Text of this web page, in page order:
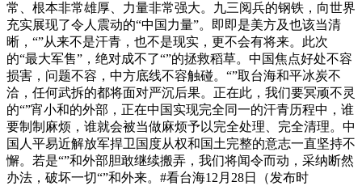
常、根本非常雄厚、力量非常强大。九三阅兵的钢铁，向世界
充实展现了令人震动的“中国力量”。即即是美方及也该当清
晰，“”从来不是汗青，也不是现实，更不会有将来。此次
的“最大军售”，绝对成不了“”的拯救稻草。中国焦点好处不容
损害，问题不容，中方底线不容触碰。“”取台海和平冰炭不
洽，任何武拆的都将面对严沉后果。正在此，我们要冥顽不灵
的“”宵小和的外部，正在中国实现完全同一的汗青历程中，谁
要制制麻烦，谁就会被当做麻烦予以完全处理、完全清理。中
国人平易近解放军捍卫国度从权和国土完整的意志一直坚持不
懈。若是“”和外部胆敢继续搬弄，我们将闻令而动，采纳断然
办法，破坏一切“”和外来。#看台海12月28日（发布时